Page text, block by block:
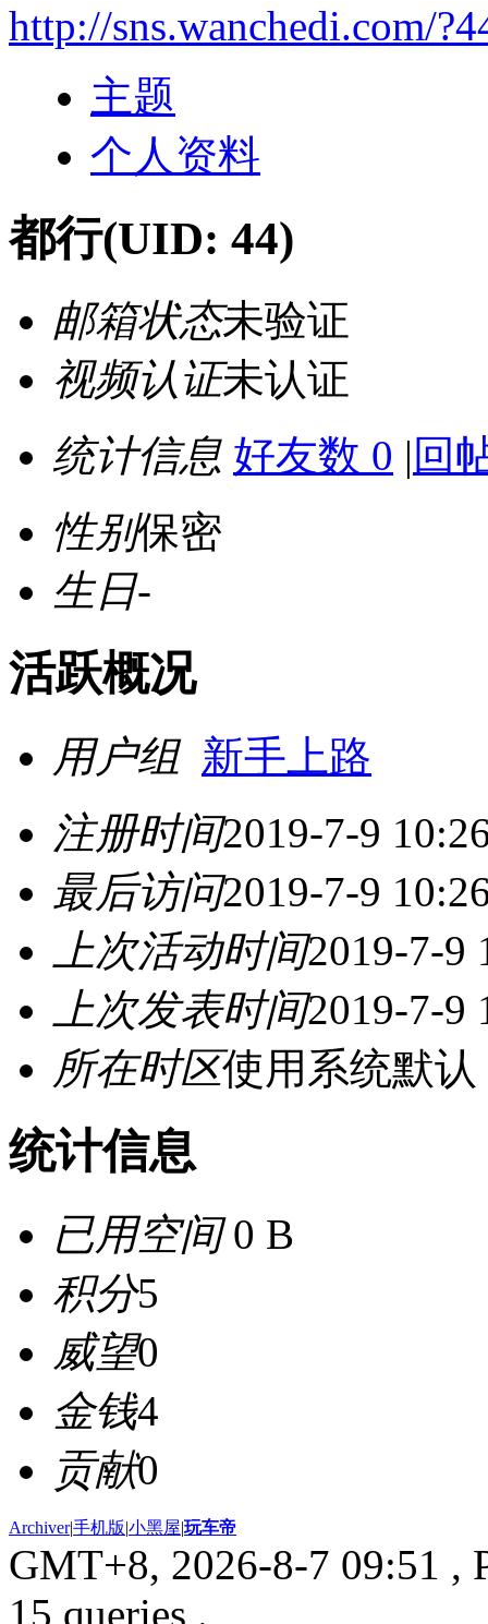
http://sns.wanchedi.com/
主题
个人资料
都行(UID: 44)
邮箱状态未验证
视频认证未认证
统计信息 好友数 0 | 回
性别保密
生日-
活跃概况
用户组 新手上路
注册时间2019-7-9
最后访问2019-7-9
上次活动时间2019-7-9
上次发表时间2019-7-9
所在时区使用系统默认
统计信息
已用空间0 B
积分5
威望0
金钱4
贡献0
Archiver|手机版|小黑屋|玩车帝
GMT+8, 2026-8-7 09:51 ,
15 queries .